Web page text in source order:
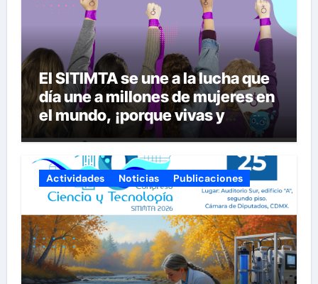
El SITIMTA se une a la lucha que
día une a millones de mujeres en
el mundo, ¡porque vivas y
seguras nos queremos!
Actividades Noticias Publicaciones